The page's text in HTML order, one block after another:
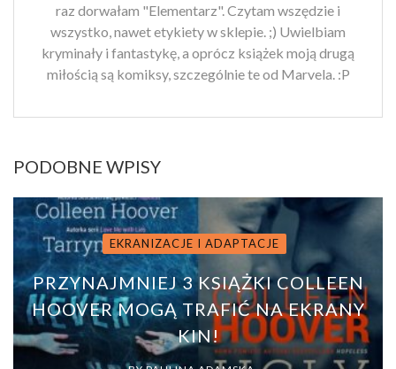
raz dorwałam "Elementarz". Czytam wszędzie i
wszystko, nawet etykiety w sklepie. ;) Uwielbiam
kryminały i fantastykę, a oprócz książek moją drugą
miłością są komiksy, szczególnie te od Marvela. :P
PODOBNE WPISY
EKRANIZACJE I ADAPTACJE
PRZYNAJMNIEJ 3 KSIĄŻKI COLLEEN
HOOVER MOGĄ TRAFIĆ NA EKRANY
KIN!